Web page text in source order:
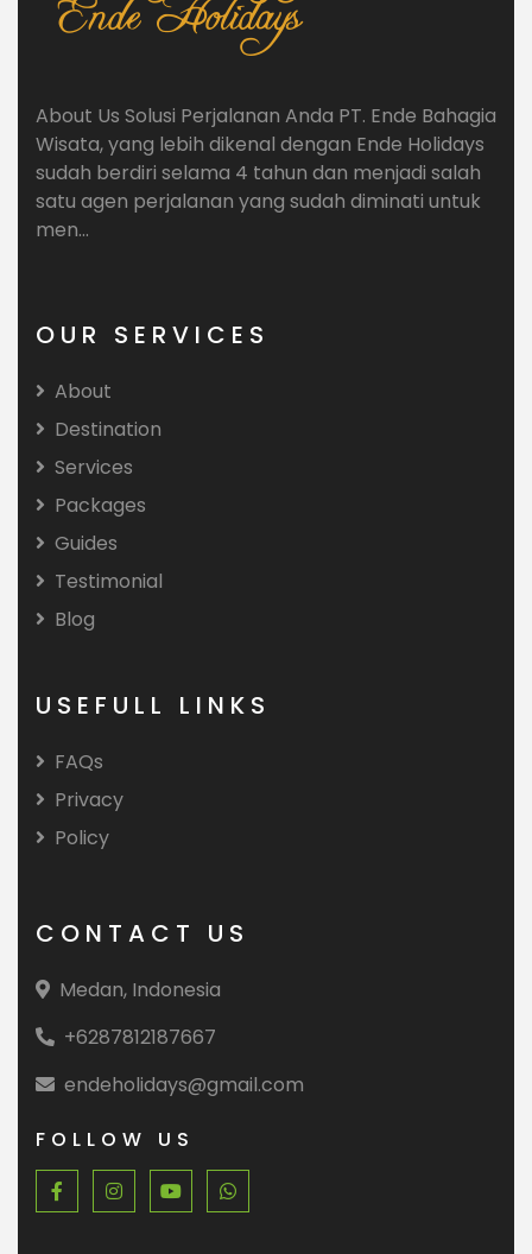
About Us Solusi Perjalanan Anda PT. Ende Bahagia
Wisata, yang lebih dikenal dengan Ende Holidays
sudah berdiri selama 4 tahun dan menjadi salah
satu agen perjalanan yang sudah diminati untuk
men...
OUR SERVICES
About
Destination
Services
Packages
Guides
Testimonial
Blog
USEFULL LINKS
FAQs
Privacy
Policy
CONTACT US
Medan, Indonesia
+6287812187667
endeholidays@gmail.com
FOLLOW US